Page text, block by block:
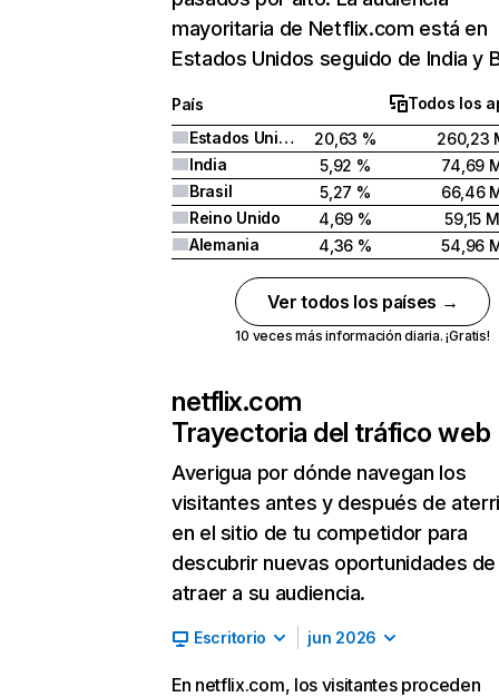
mayoritaria de Netflix.com está en
Estados Unidos seguido de India y
País
Todos los
Estados Unidos
20,63 %
260,23
India
5,92 %
74,69
Brasil
5,27 %
66,46
Reino Unido
4,69 %
59,15 M
Alemania
4,36 % 54,96
Ver todos los países →
10 veces más información diaria. ¡Gratis!
netflix.com
Trayectoria del tráfico web
Averigua por dónde navegan los
visitantes antes y después de
en el sitio de tu competidor para
descubrir nuevas oportunidades de
atraer a su audiencia.
Escritorio jun 2026
En netflix.com, los visitantes proceden